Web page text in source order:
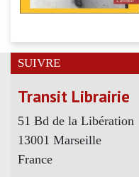
SUIVRE
Transit Librairie
51 Bd de la Libération
13001 Marseille
France